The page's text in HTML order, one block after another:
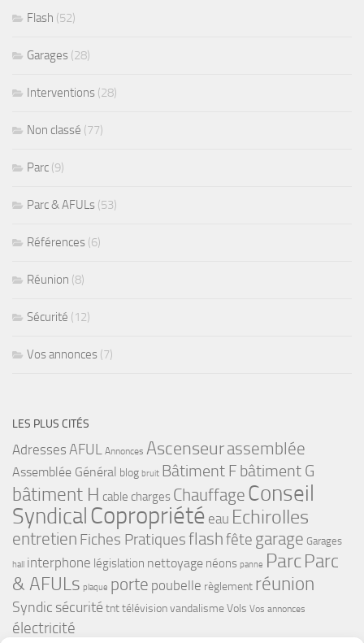
Flash (52)
Garages (28)
Interventions (28)
Non classé (77)
Parc (9)
Parc & AFULs (53)
Références (6)
Réunion (8)
Sécurité (12)
Vos annonces (7)
LES PLUS CITÉS
Adresses AFUL Annonces Ascenseurassemblée
Assemblée Général blog bruit Bâtiment F bâtiment G
bâtiment H cable charges Chauffage Conseil
Syndical Copropriété eau Echirolles
entretien Fiches Pratiquesflashfête garage Garages
hall interphone législation nettoyage néons panne ParcParc
& AFULs plaque porte poubelle règlement réunion
Syndic sécurité tnttélévisionvandalismeVols Vos annonces
électricité